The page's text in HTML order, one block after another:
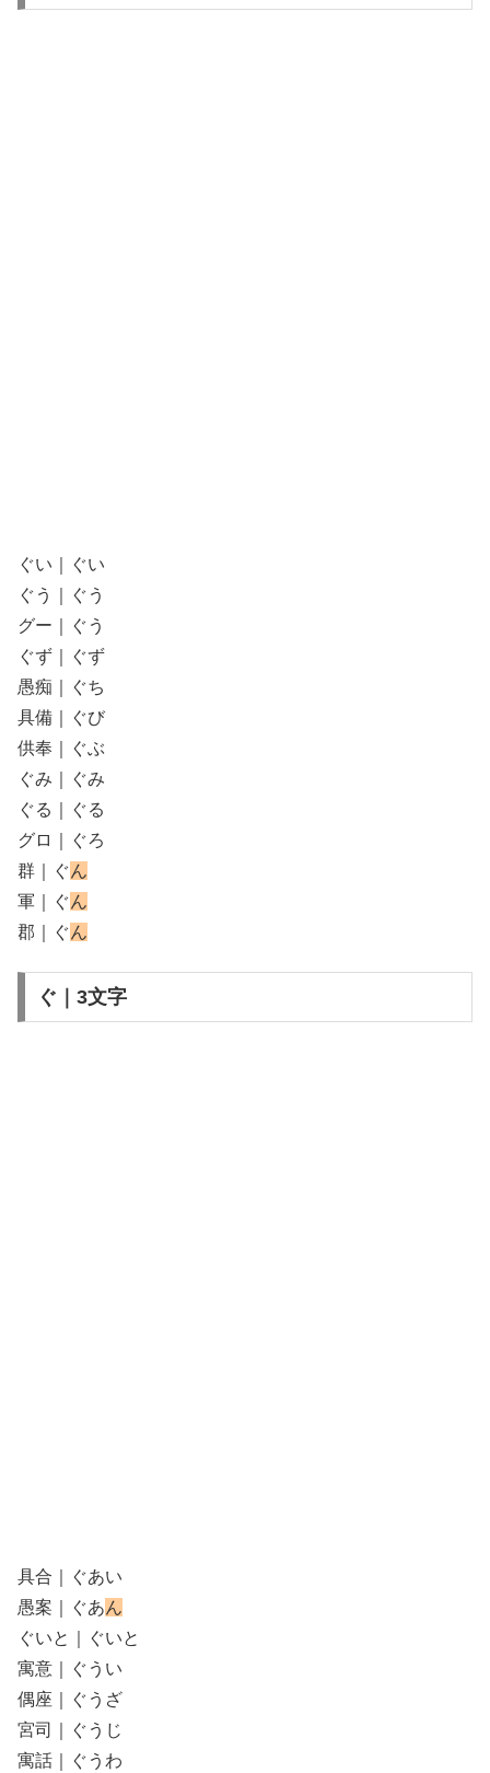
ぐい｜ぐい
ぐう｜ぐう
グー｜ぐう
ぐず｜ぐず
愚痴｜ぐち
具備｜ぐび
供奉｜ぐぶ
ぐみ｜ぐみ
ぐる｜ぐる
グロ｜ぐろ
群｜ぐん
軍｜ぐん
郡｜ぐん
ぐ｜3文字
具合｜ぐあい
愚案｜ぐあん
ぐいと｜ぐいと
寓意｜ぐうい
偶座｜ぐうざ
宮司｜ぐうじ
寓話｜ぐうわ